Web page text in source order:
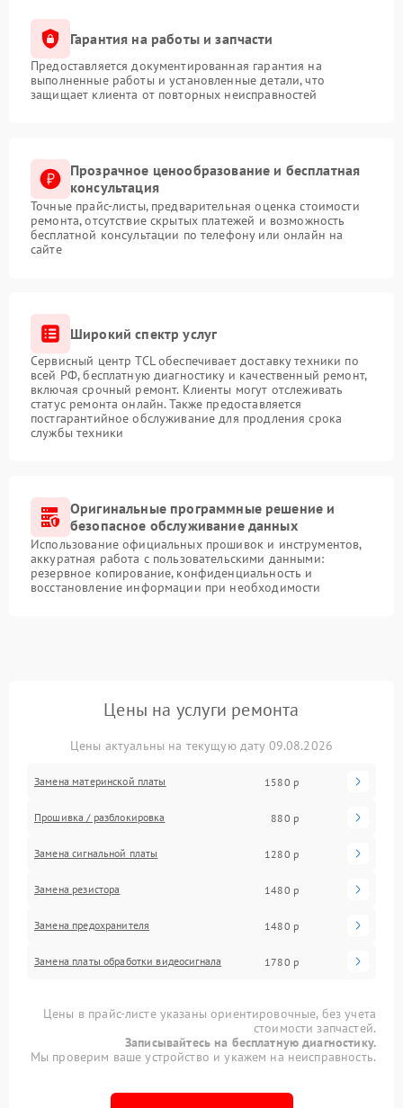
Гарантия на работы и запчасти
Предоставляется документированная гарантия на
выполненные работы и установленные детали, что
защищает клиента от повторных неисправностей
Прозрачное ценообразование и бесплатная
консультация
Точные прайс-листы, предварительная оценка стоимости
ремонта, отсутствие скрытых платежей и возможность
бесплатной консультации по телефону или онлайн на
сайте
Широкий спектр услуг
Сервисный центр TCL обеспечивает доставку техники по
всей РФ, бесплатную диагностику и качественный ремонт,
включая срочный ремонт. Клиенты могут отслеживать
статус ремонта онлайн. Также предоставляется
постгарантийное обслуживание для продления срока
службы техники
Оригинальные программные решение и
безопасное обслуживание данных
Использование официальных прошивок и инструментов,
аккуратная работа с пользовательскими данными:
резервное копирование, конфиденциальность и
восстановление информации при необходимости
Цены на услуги ремонта
Цены актуальны на текущую дату 09.08.2026
Замена материнской платы 1580 р
Прошивка / разблокировка 880 р
Замена сигнальной платы 1280 р
Замена резистора 1480 р
Замена предохранителя 1480 р
Замена платы обработки видеосигнала 1780 р
Цены в прайс-листе указаны ориентировочные, без учета
стоимости запчастей.
Записывайтесь на бесплатную диагностику.
Мы проверим ваше устройство и укажем на неисправность.